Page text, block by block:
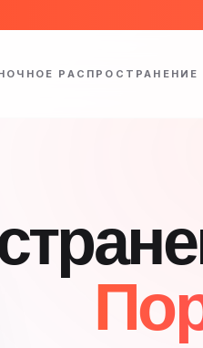
РАСПРОСТРАНЕНИЕ